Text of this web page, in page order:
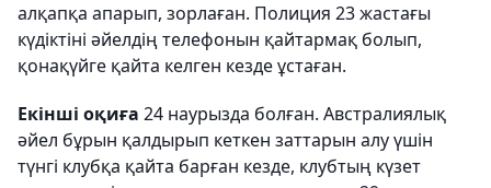
алқапқа апарып, зорлаған. Полиция 23 жастағы
күдіктіні әйелдің телефонын қайтармақ болып,
қонақүйге қайта келген кезде ұстаған.
Екінші оқиға 24 наурызда болған. Австралиялық
әйел бұрын қалдырып кеткен заттарын алу үшін
түнгі клубқа қайта барған кезде, клубтың күзет